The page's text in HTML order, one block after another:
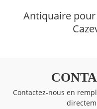
Antiquaire
Contactez-nous en